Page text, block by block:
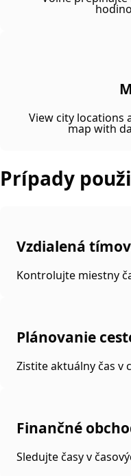
View city locations
map with
Prípady
Vzdialená
Kontrolujte miestny
Plánovanie
Zistite aktuálny čas v
Finančné
Sledujte časy v